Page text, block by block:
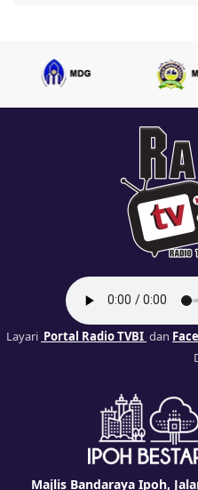
Layari Portal Radio TVBI dan
Majlis Bandaraya Ipoh,